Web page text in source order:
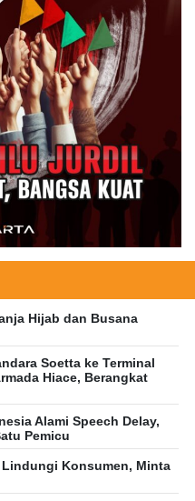
Hijab dan Busana
Soetta ke Terminal
Hiace, Berangkat
Alami Speech Delay,
Pemicu
Konsumen, Minta